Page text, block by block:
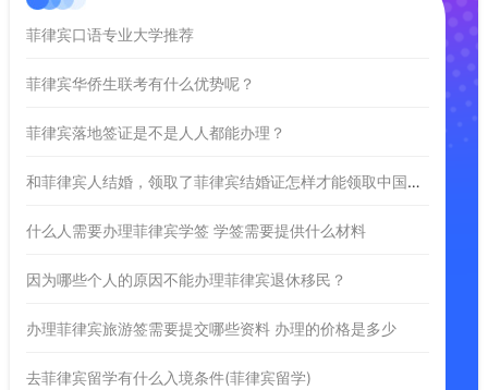
菲律宾口语专业大学推荐
菲律宾华侨生联考有什么优势呢？
菲律宾落地签证是不是人人都能办理？
和菲律宾人结婚，领取了菲律宾结婚证怎样才能领取中国结婚证？
什么人需要办理菲律宾学签 学签需要提供什么材料
因为哪些个人的原因不能办理菲律宾退休移民？
办理菲律宾旅游签需要提交哪些资料 办理的价格是多少
去菲律宾留学有什么入境条件(菲律宾留学)